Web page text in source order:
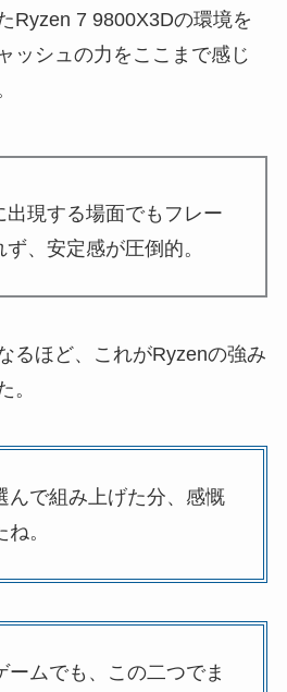
Ryzen 7 9800X3Dの環境を
ッシュの力をここまで感じ
現する場面でもフレー
、安定感が圧倒的。
るほど、これがRyzenの強み
。
んで組み上げた分、感慨
。
ームでも、この二つでま